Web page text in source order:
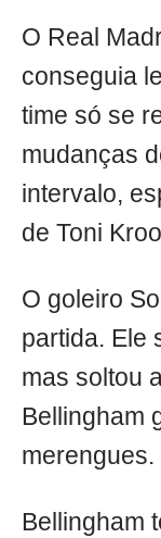
O Real
conseguia
time só se
mudanças
intervalo,
de Toni
O goleiro
partida. Ele
mas soltou
Bellingham
merengues.
Bellingham